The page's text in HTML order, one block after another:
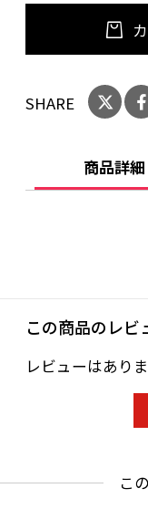
SHARE
商品詳細
この商品のレビ
レビューはありま
こ